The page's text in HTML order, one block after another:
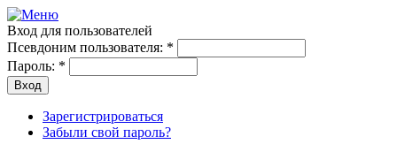
Вход для пользователей
Псевдоним пользователя: *
Пароль: *
Зарегистрироваться
Забыли свой пароль?